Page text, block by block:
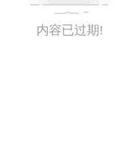
内容已过期!